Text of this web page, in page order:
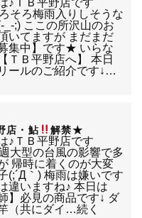
♪ＴＢ平野店です
そろ梅雨入りしそうな
_-;) ここの所沢山のお
いてますが まだまだ
集中】です★ いらな
ＴＢ平野店へ】 本日
ールのご紹介です↓…
店・鮎 解禁★
♪ＴＢ平野店です
大型の台風の影響で多
帰時に着くのが大変
(;´Д｀) 梅雨は嫌いです
違いますね♪ 本日は
】必見の商品です↓ ダ
（共にダイ…続く